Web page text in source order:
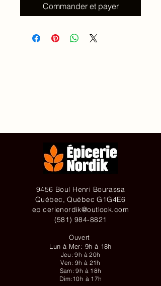
Commander et payer
9456 Boul Henri Bourassa
Québec, Québec G1G4E6
epicerienordik@outlook.com
(581) 984-8821
Ouvert
Lun à Mer: 9h à 18h
Jeu: 9h à 20h
Ven: 9h à 21h
Sam: 9h à 18h
Dim:10h à 17h